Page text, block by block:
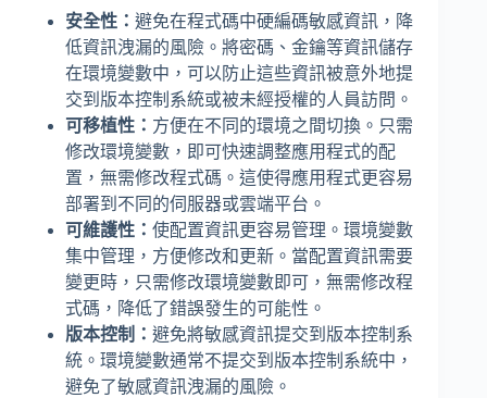
安全性： 避免在程式碼中硬編碼敏感資訊，降
低資訊洩漏的風險。將密碼、金鑰等資訊儲存
在環境變數中，可以防止這些資訊被意外地提
交到版本控制系統或被未經授權的人員訪問。
可移植性： 方便在不同的環境之間切換。只需
修改環境變數，即可快速調整應用程式的配
置，無需修改程式碼。這使得應用程式更容易
部署到不同的伺服器或雲端平台。
可維護性： 使配置資訊更容易管理。環境變數
集中管理，方便修改和更新。當配置資訊需要
變更時，只需修改環境變數即可，無需修改程
式碼，降低了錯誤發生的可能性。
版本控制： 避免將敏感資訊提交到版本控制系
統。環境變數通常不提交到版本控制系統中，
避免了敏感資訊洩漏的風險。